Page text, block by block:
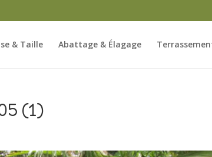
& Taille Abattage & Élagage
(1)